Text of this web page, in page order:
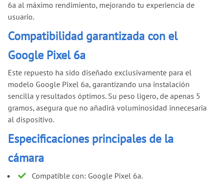
6a al máximo rendimiento, mejorando tu experiencia de
usuario.
Compatibilidad garantizada con el
Google Pixel 6a
Este repuesto ha sido diseñado exclusivamente para el
modelo Google Pixel 6a, garantizando una instalación
sencilla y resultados óptimos. Su peso ligero, de apenas 5
gramos, asegura que no añadirá voluminosidad innecesaria
al dispositivo.
Especificaciones principales de la
cámara
Compatible con: Google Pixel 6a.